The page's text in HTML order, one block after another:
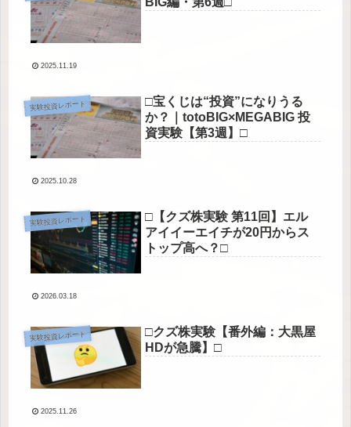
2025.11.19
実験投資レポート
□宝くじは“投資”になりうる
か？｜totoBIG×MEGABIG 投
資実験【第3週】□
2025.10.28
実験投資レポート
□【クズ株実験 第11回】エル
アイイーエイチが20円からス
トップ高へ？□
2026.03.18
実験投資レポート
□クズ株実験【番外編：大黒屋
HDが急騰】□
2025.11.26